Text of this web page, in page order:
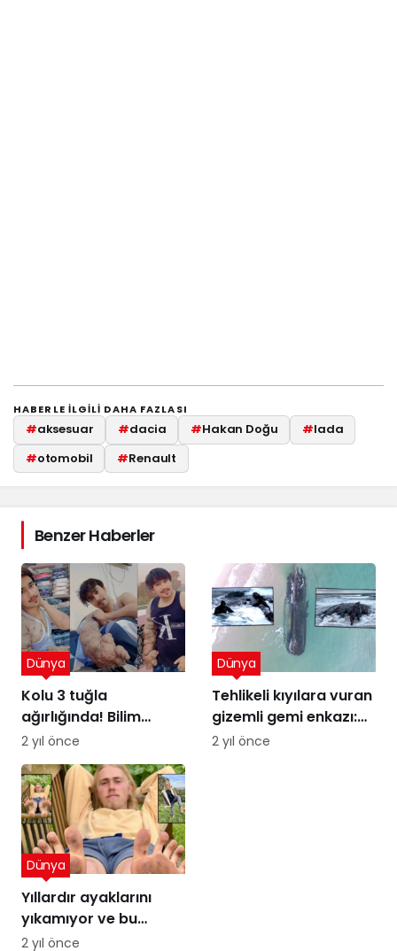
HABERLE ILGILI DAHA FAZLASI
#aksesuar #dacia #Hakan Doğu #lada
#otomobil #Renault
Benzer Haberler
Kolu 3 tuğla
ağırlığında! Bilim
insanları şaşkın
Dünya
2 yıl önce
Tehlikeli kıyılara vuran
gizemli gemi enkazı:
Kumdaki Hayalet
Dünya
2 yıl önce
Yıllardır ayaklarını
yıkamıyor ve bu
sayede para
Dünya
2 yıl önce